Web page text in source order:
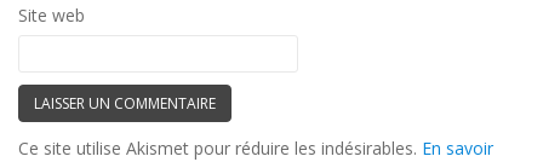
Site web
Ce site utilise Akismet pour réduire les indésirables. En savoir